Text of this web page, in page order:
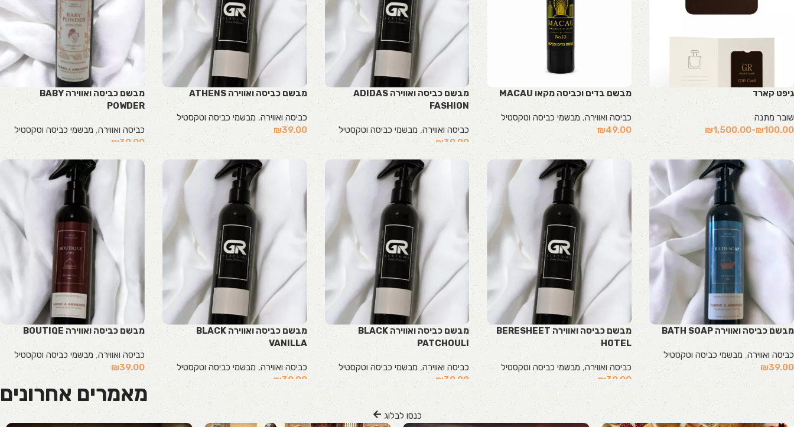
גיפט קארד
שובר מתנה
₪100.00
-
₪1,500.00
מבשם בדים וכביסה מקאו MACAU
כביסה ואווירה,מבשמי כביסה וטקסטיל
₪49.00
הוספה לסל
מבשם כביסה ואווירה ADIDAS
FASHION
כביסה ואווירה, מבשמי כביסה וטקסטיל
₪39.00
הוספה לסל
מבשם כביסה ואווירה ATHENS
כביסה ואווירה, מבשמי כביסה וטקסטיל
₪39.00
הוספה לסל
מבשם כביסה ואווירה BABY
POWDER
כביסה ואווירה, מבשמי כביסה וטקסטיל
₪39.00
הוספה לסל
מבשם כביסה ואווירה BATH SOAP
כביסה ואווירה, מבשמי כביסה וטקסטיל
₪39.00
הוספה לסל
מבשם כביסה ואווירה BERESHEET
HOTEL
כביסה ואווירה,מבשמי כביסה וטקסטיל
₪39.00
הוספה לסל
מבשם כביסה ואווירה BLACK
PATCHOULI
כביסה ואווירה,מבשמי כביסה וטקסטיל
₪39.00
הוספה לסל
מבשם כביסה ואווירה BLACK
VANILLA
כביסה ואווירה,מבשמי כביסה וטקסטיל
₪39.00
הוספה לסל
מבשם כביסה ואווירה BOUTIQE
כביסה ואווירה, מבשמי כביסה וטקסטיל
₪39.00
הוספה לסל
מאמרים אחרונים
כנסו לבלוג